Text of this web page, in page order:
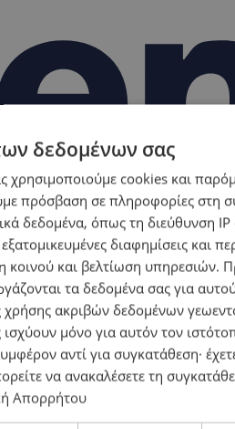
δεδομένων σας
χρησιμοποιούμε cookies και
πρόσβαση σε πληροφορίες στη
δεδομένα, όπως τη διεύθυνση IP
διαφημίσεις και
κοινού και βελτίωση υπηρεσιών.
τα δεδομένα σας για
ακριβών δεδομένων
μόνο για αυτόν τον
αντί για συγκατάθεση·
να ανακαλέσετε τη
Απορρήτου